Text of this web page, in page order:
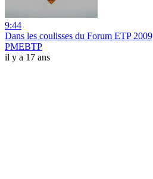
9:44
Dans les coulisses du Forum ETP 2009
PMEBTP
il y a 17 ans